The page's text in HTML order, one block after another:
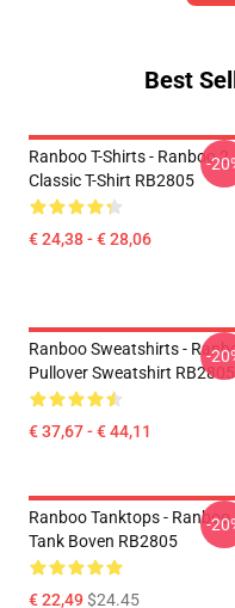
Best
Ranboo T-Shirts - Ranboo 2
Classic T-Shirt RB2805
€ 24,38 - € 28,06
-
Ranboo Sweatshirts -
Pullover Sweatshirt RB2805
€ 37,67 - € 44,11
-
Ranboo Tanktops - Ranboo
Tank Boven RB2805
€ 22,49$24.45
-